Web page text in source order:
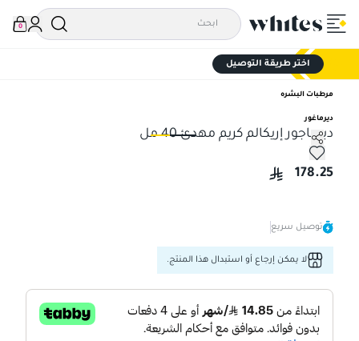
0
اختر طريقة التوصيل
مرطبات البشره
ديرماغور
ديرماجور إريكالم كريم مهدئ 40 مل
ديرماجور إريكالم كريم مهدئ 40 مل
178.25
توصيل سريع
لا يمكن إرجاع أو استبدال هذا المنتج.